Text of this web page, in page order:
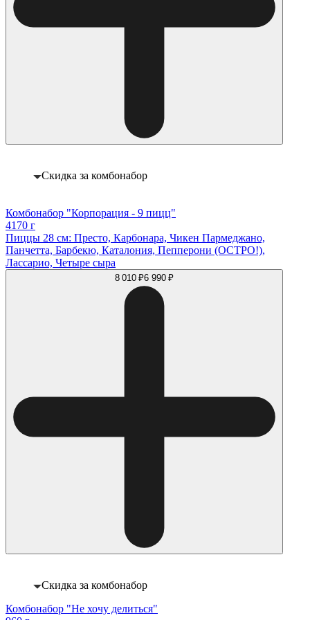
Скидка за комбонабор
Комбонабор "Корпорация - 9 пицц"
4170 г
Пиццы 28 см: Престо, Карбонара, Чикен Пармеджано,
Панчетта, Барбекю, Каталония, Пепперони (ОСТРО!),
Лассарио, Четыре сыра
8 010 ₽6 990 ₽
Скидка за комбонабор
Комбонабор "Не хочу делиться"